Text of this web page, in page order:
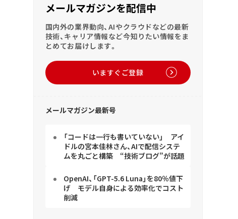
メールマガジンを配信中
国内外の業界動向、AIやクラウドなどの最新
技術、キャリア情報など今知りたい情報をま
とめてお届けします。
いますぐご登録
メールマガジン最新号
「コードは一行も書いていない」 アイ
ドルの宮本佳林さん、AIで配信システ
ムを丸ごと構築 “技術ブログ”が話題
OpenAI、「GPT-5.6 Luna」を80％値下
げ モデル自身による効率化でコスト
削減